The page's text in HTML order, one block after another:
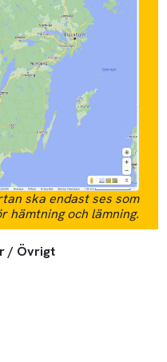
ska endast ses som
hämtning och lämning.
/ Övrigt